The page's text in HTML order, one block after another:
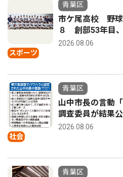
スポーツ
青葉区
市ケ尾高校 野
８ 創部53年目
2026.08.06
社会
青葉区
山中市長の言動
調査委員が結果
2026.08.06
青葉区